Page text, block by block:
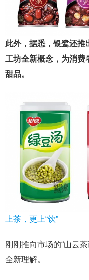
此外，据悉，银鹭还推
工坊全新概念，为消费
甜品。
上茶，更上“饮”
刚刚推向市场的“山云
全新理解。